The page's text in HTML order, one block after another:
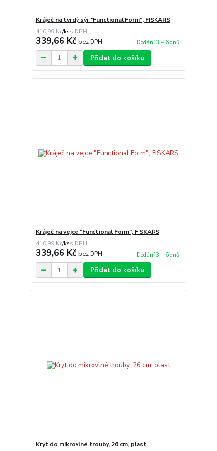
Kráječ na tvrdý sýr "Functional Form", FISKARS
410,99 Kč/ks
339,66 Kč bez DPH Dodání 3 – 6 dnů
Přidat do košíku
Kráječ na vejce "Functional Form", FISKARS
410,99 Kč/ks
339,66 Kč bez DPH Dodání 3 – 6 dnů
Přidat do košíku
Kryt do mikrovlné trouby, 26 cm, plast